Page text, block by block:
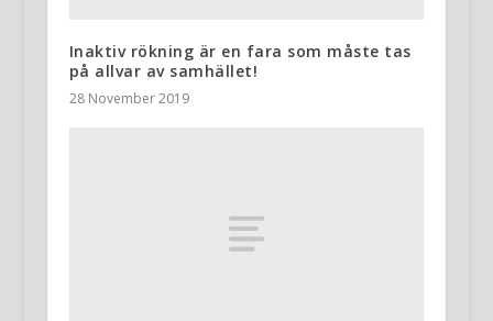
Inaktiv rökning är en fara som måste tas
på allvar av samhället!
28 November 2019